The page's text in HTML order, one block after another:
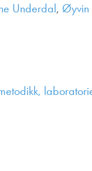
Underdal, Øyvin